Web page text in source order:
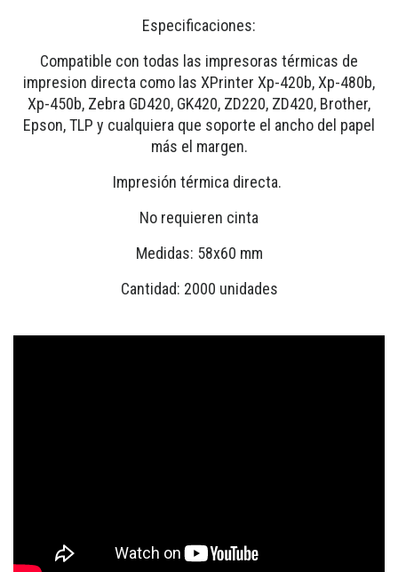
Especificaciones:
Compatible con todas las impresoras térmicas de
impresion directa como las XPrinter Xp-420b, Xp-480b,
Xp-450b, Zebra GD420, GK420, ZD220, ZD420, Brother,
Epson, TLP y cualquiera que soporte el ancho del papel
más el margen.
Impresión térmica directa.
No requieren cinta
Medidas: 58x60 mm
Cantidad: 2000 unidades